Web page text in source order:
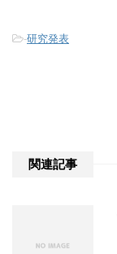
-研究発表
関連記事